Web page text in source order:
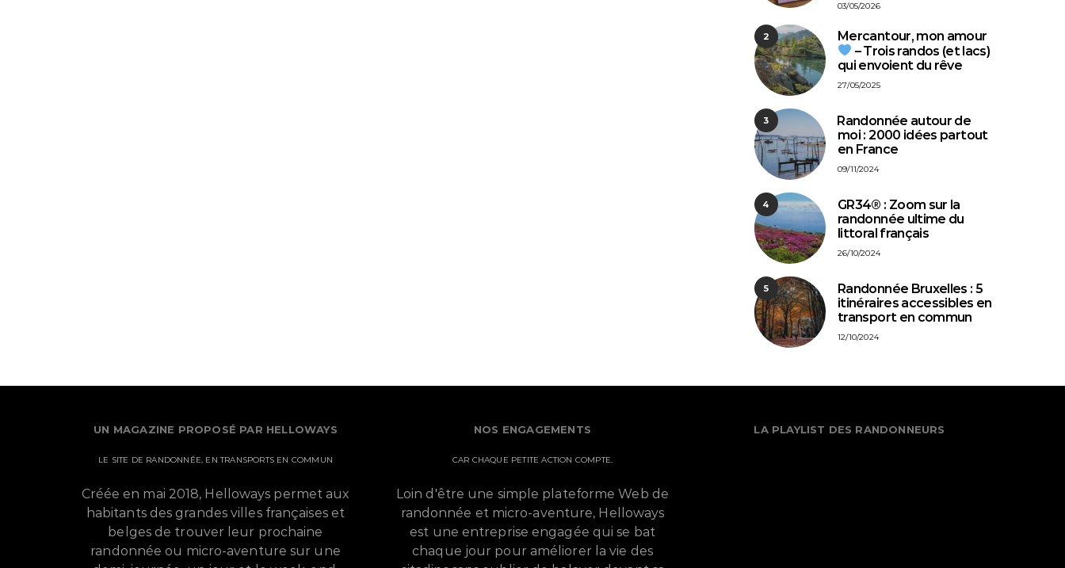
03/05/2026
2
Mercantour, mon amour
– Trois randos (et lacs)
qui envoient du rêve
27/05/2025
3
⁠Randonnée autour de
moi : 2000 idées partout
en France
09/11/2024
4
GR34® : Zoom sur la
randonnée ultime du
littoral français
26/10/2024
5
Randonnée Bruxelles : 5
itinéraires accessibles en
transport en commun
12/10/2024
UN MAGAZINE PROPOSÉ PAR HELLOWAYS
LE SITE DE RANDONNÉE, EN TRANSPORTS EN COMMUN
Créée en mai 2018, Helloways permet aux
habitants des grandes villes françaises et
belges de trouver leur prochaine
randonnée ou micro-aventure sur une
NOS ENGAGEMENTS
CAR CHAQUE PETITE ACTION COMPTE.
Loin d'être une simple plateforme Web de
randonnée et micro-aventure, Helloways
est une entreprise engagée qui se bat
chaque jour pour améliorer la vie des
LA PLAYLIST DES RANDONNEURS